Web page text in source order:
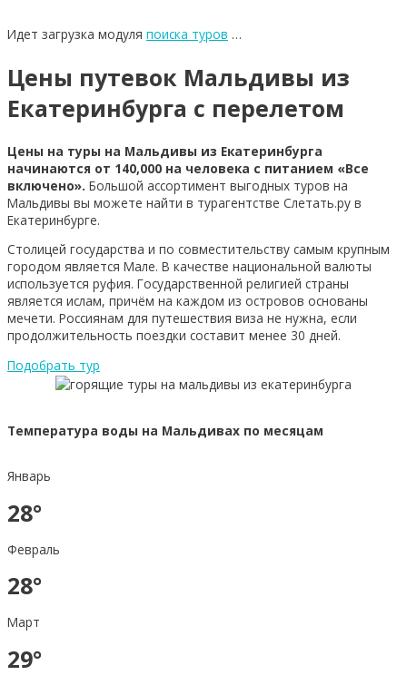
Идет загрузка модуля поиска туров …
Цены путевок Мальдивы из
Екатеринбурга с перелетом
Цены на туры на Мальдивы из Екатеринбурга
начинаются от 140,000 на человека с питанием «Все
включено». Большой ассортимент выгодных туров на
Мальдивы вы можете найти в турагентстве Слетать.ру в
Екатеринбурге.
Столицей государства и по совместительству самым крупным
городом является Мале. В качестве национальной валюты
используется руфия. Государственной религией страны
является ислам, причём на каждом из островов основаны
мечети. Россиянам для путешествия виза не нужна, если
продолжительность поездки составит менее 30 дней.
Подобрать тур
Температура воды на Мальдивах по месяцам
Январь
28°
Февраль
28°
Март
29°